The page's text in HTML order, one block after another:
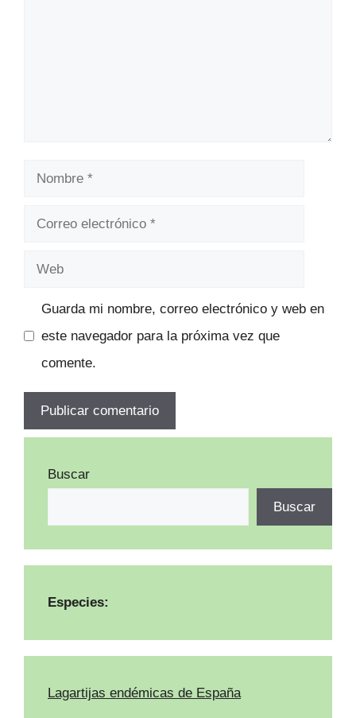
Nombre
Correo
Web
Guarda mi nombre, correo electrónico y web en
este navegador para la próxima vez que
comente.
Buscar
Buscar
Especies:
Lagartijas endémicas de España